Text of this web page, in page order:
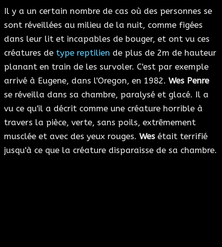
Il y a un certain nombre de cas où des personnes se
sont réveillées au milieu de la nuit, comme figées
dans leur lit et incapables de bouger, et ont vu ces
créatures de type reptilien de plus de 2m de hauteur
planant en train de les survoler. C'est par exemple
arrivé à Eugene, dans l'Oregon, en 1982. Wes Penre
se réveilla dans sa chambre, paralysé et glacé. Il a
vu ce qu'il a décrit comme une créature horrible à
travers la pièce, verte, sans poils, extrêmement
musclée et avec des yeux rouges. Wes était terrifié
jusqu'à ce que la créature disparaisse de sa chambre.